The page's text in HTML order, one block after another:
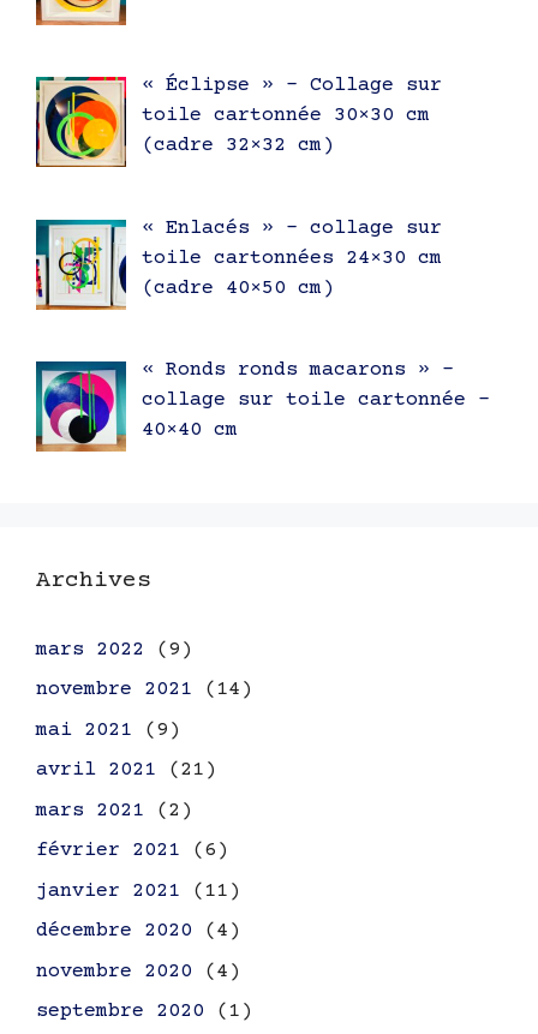
« Éclipse » – Collage sur
toile cartonnée 30×30 cm
(cadre 32×32 cm)
« Enlacés » – collage sur
toile cartonnées 24×30 cm
(cadre 40×50 cm)
« Ronds ronds macarons » –
collage sur toile cartonnée –
40×40 cm
Archives
mars 2022
(9)
novembre 2021 (14)
mai 2021 (9)
avril 2021 (21)
mars 2021 (2)
février 2021 (6)
janvier 2021 (11)
décembre 2020 (4)
novembre 2020 (4)
septembre 2020 (1)